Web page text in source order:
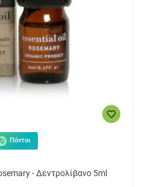
Πόντοι
- Δεντρολίβανο 5ml